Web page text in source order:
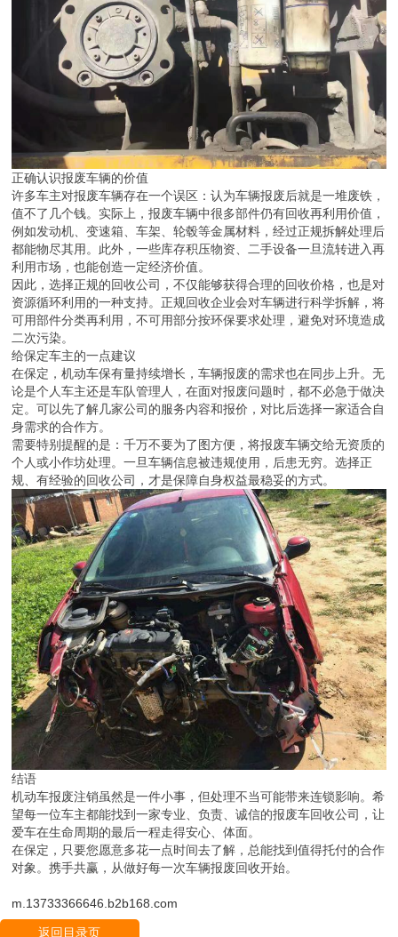
正确认识报废车辆的价值
许多车主对报废车辆存在一个误区：认为车辆报废后就是一堆废铁，
值不了几个钱。实际上，报废车辆中很多部件仍有回收再利用价值，
例如发动机、变速箱、车架、轮毂等金属材料，经过正规拆解处理后
都能物尽其用。此外，一些库存积压物资、二手设备一旦流转进入再
利用市场，也能创造一定经济价值。
因此，选择正规的回收公司，不仅能够获得合理的回收价格，也是对
资源循环利用的一种支持。正规回收企业会对车辆进行科学拆解，将
可用部件分类再利用，不可用部分按环保要求处理，避免对环境造成
二次污染。
给保定车主的一点建议
在保定，机动车保有量持续增长，车辆报废的需求也在同步上升。无
论是个人车主还是车队管理人，在面对报废问题时，都不必急于做决
定。可以先了解几家公司的服务内容和报价，对比后选择一家适合自
身需求的合作方。
需要特别提醒的是：千万不要为了图方便，将报废车辆交给无资质的
个人或小作坊处理。一旦车辆信息被违规使用，后患无穷。选择正
规、有经验的回收公司，才是保障自身权益最稳妥的方式。
结语
机动车报废注销虽然是一件小事，但处理不当可能带来连锁影响。希
望每一位车主都能找到一家专业、负责、诚信的报废车回收公司，让
爱车在生命周期的最后一程走得安心、体面。
在保定，只要您愿意多花一点时间去了解，总能找到值得托付的合作
对象。携手共赢，从做好每一次车辆报废回收开始。
m.13733366646.b2b168.com
返回目录页